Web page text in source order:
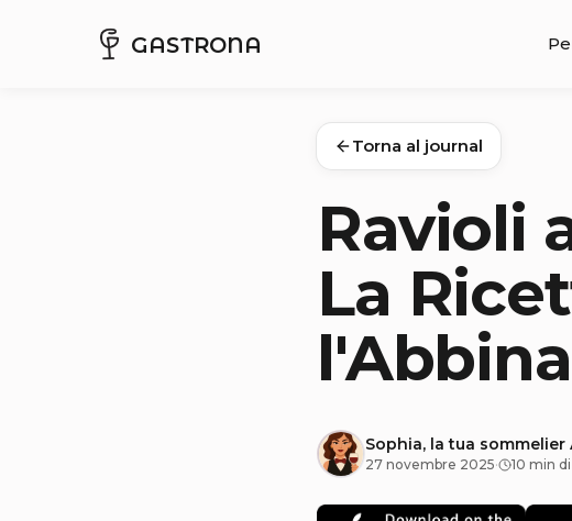
GASTRONA
Torna al journal
Ravioli
La
Sophia, la tua sommelier
27 novembre 2025· 10 min